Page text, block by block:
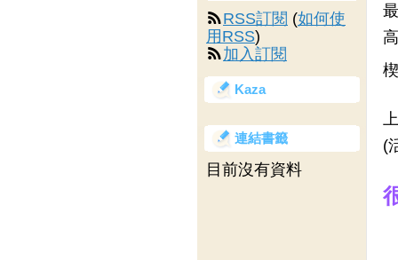
(
RSS訂閱 (如何使
用RSS)
加入訂閱
Kaza
連結書籤
目前沒有資料